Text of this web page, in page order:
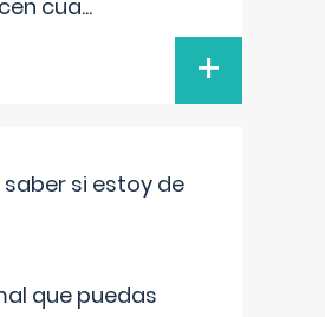
cua...
+
si estoy de
que puedas